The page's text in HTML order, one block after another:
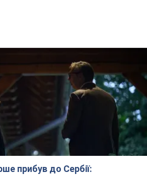
прибув до Сербії: